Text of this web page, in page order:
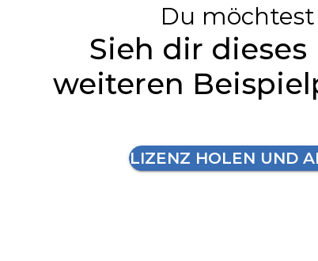
Du
Sieh dir
weiteren
LIZENZ HOLEN UND